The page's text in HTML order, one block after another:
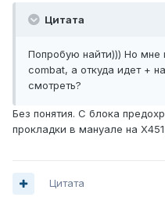
Цитата
Попробую найти))) Но мне
combat, а откуда идет +
смотреть?
Без понятия. С блока
прокладки в мануале на Х451
Цитата